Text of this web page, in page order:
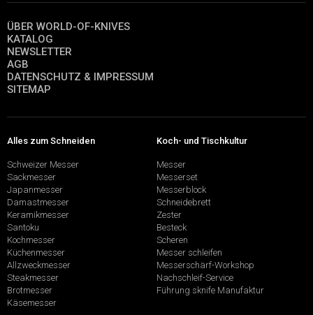
ÜBER WORLD-OF-KNIVES
KATALOG
NEWSLETTER
AGB
DATENSCHUTZ & IMPRESSUM
SITEMAP
Alles zum Schneiden
Schweizer Messer
Sackmesser
Japanmesser
Damastmesser
Keramikmesser
Santoku
Kochmesser
Küchenmesser
Allzweckmesser
Steakmesser
Brotmesser
Käsemesser
Koch- und Tischkultur
Messer
Messerset
Messerblock
Schneidebrett
Zester
Besteck
Scheren
Messer schleifen
Messerschärf-Workshop
Nachschleif-Service
Führung sknife Manufaktur